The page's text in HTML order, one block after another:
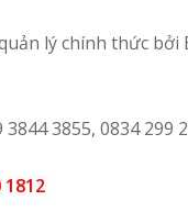
lý chính thức
3855, 0834 299
1812